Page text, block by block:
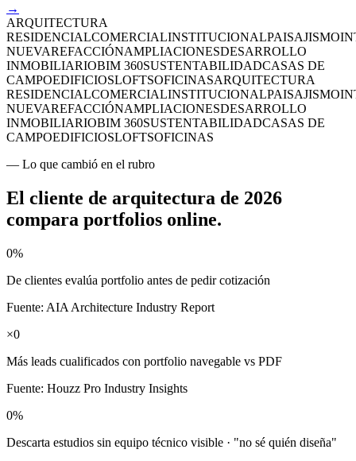
→
ARQUITECTURA
RESIDENCIALCOMERCIALINSTITUCIONALPAISAJISMO
NUEVAREFACCIÓNAMPLIACIONESDESARROLLO
INMOBILIARIOBIM 360SUSTENTABILIDADCASAS DE
CAMPOEDIFICIOSLOFTSOFICINASARQUITECTURA
RESIDENCIALCOMERCIALINSTITUCIONALPAISAJISMO
NUEVAREFACCIÓNAMPLIACIONESDESARROLLO
INMOBILIARIOBIM 360SUSTENTABILIDADCASAS DE
CAMPOEDIFICIOSLOFTSOFICINAS
— Lo que cambió en el rubro
El cliente de arquitectura de 2026
compara portfolios online.
0%
De clientes evalúa portfolio antes de pedir cotización
Fuente: AIA Architecture Industry Report
×0
Más leads cualificados con portfolio navegable vs PDF
Fuente: Houzz Pro Industry Insights
0%
Descarta estudios sin equipo técnico visible · "no sé quién diseña"